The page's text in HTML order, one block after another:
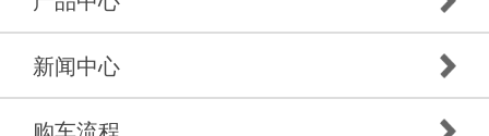
新闻中心